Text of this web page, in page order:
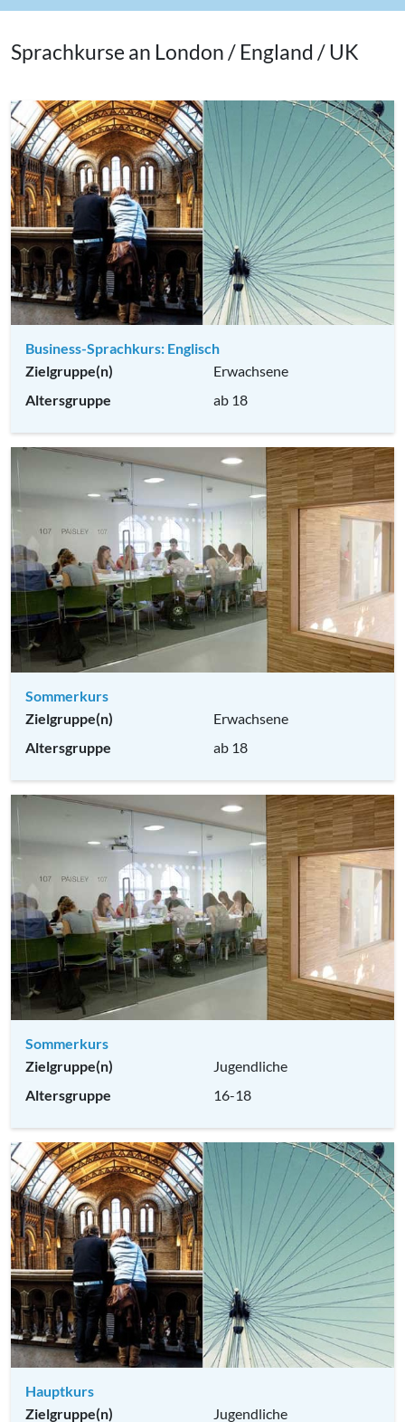
Sprachkurse an London / England / UK
Business-Sprachkurs: Englisch
Zielgruppe(n)
Erwachsene
Altersgruppe
ab 18
Sommerkurs
Zielgruppe(n)
Erwachsene
Altersgruppe
ab 18
Sommerkurs
Zielgruppe(n)
Jugendliche
Altersgruppe
16-18
Hauptkurs
Zielgruppe(n)
Jugendliche